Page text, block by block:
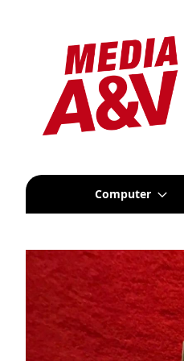
Computer
Zum
Ende
Bildergalerie
springen